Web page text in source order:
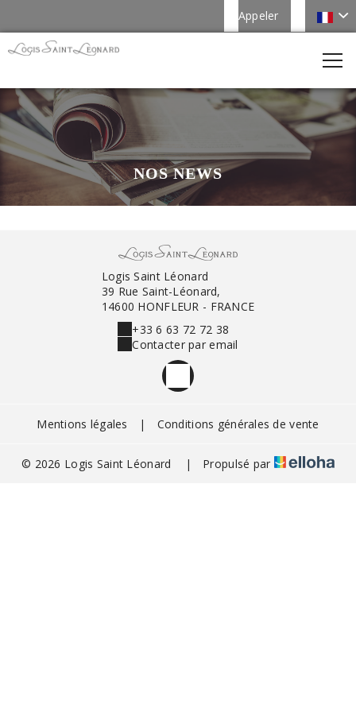
Appeler
NOS NEWS
Logis Saint Léonard
39 Rue Saint-Léonard,
14600 HONFLEUR - FRANCE
+33 6 63 72 72 38
Contacter par email
Mentions légales | Conditions générales de vente
© 2026 Logis Saint Léonard | Propulsé par